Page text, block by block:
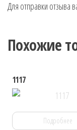
Для отправки отзыва
Похожие
1117
Подробнее